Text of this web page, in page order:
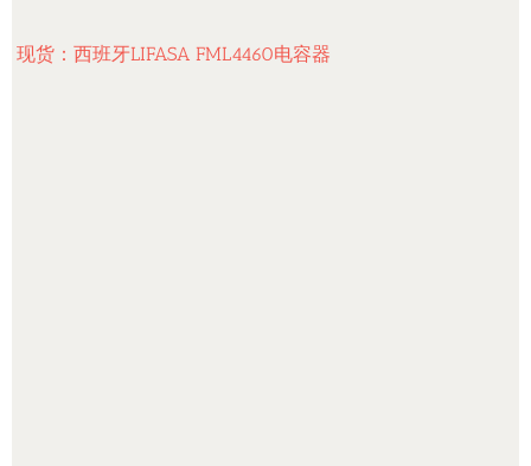
现货：西班牙LIFASA FML4460电容器